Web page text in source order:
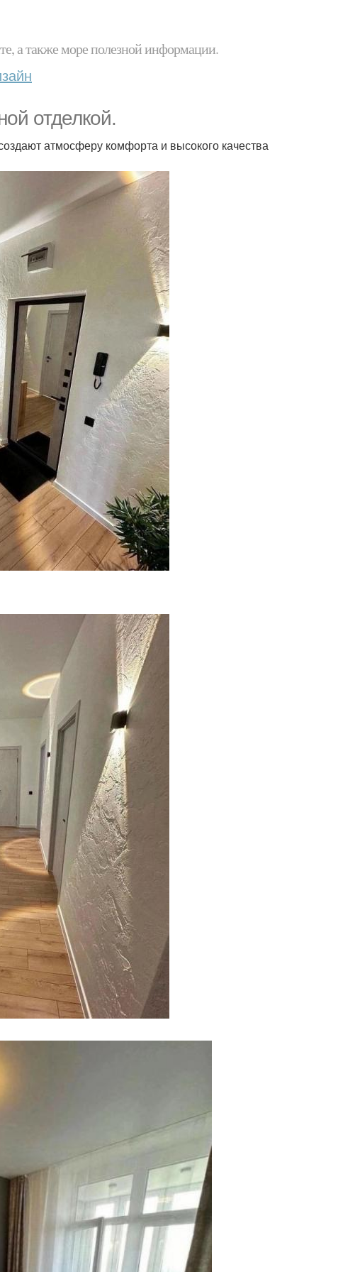
а также море полезной информации.
отделкой.
атмосферу комфорта и высокого качества